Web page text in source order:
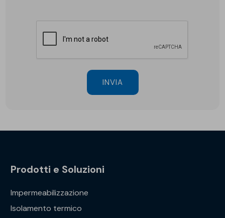
INVIA
Prodotti e Soluzioni
Impermeabilizzazione
Isolamento termico